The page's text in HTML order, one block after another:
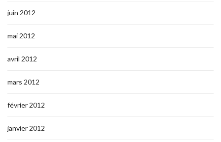
juin 2012
mai 2012
avril 2012
mars 2012
février 2012
janvier 2012